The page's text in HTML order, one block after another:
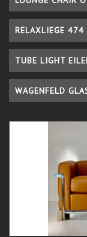
RELAXLIEGE 474
TUBE LIGHT
WAGENFELD